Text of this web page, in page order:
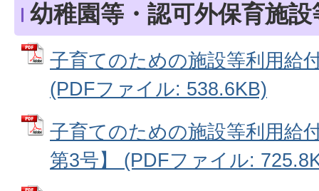
幼稚園等・認可外保育施
子育てのための施設等利用給
(PDFファイル: 538.6KB)
子育てのための施設等利用給
第3号】 (PDFファイル: